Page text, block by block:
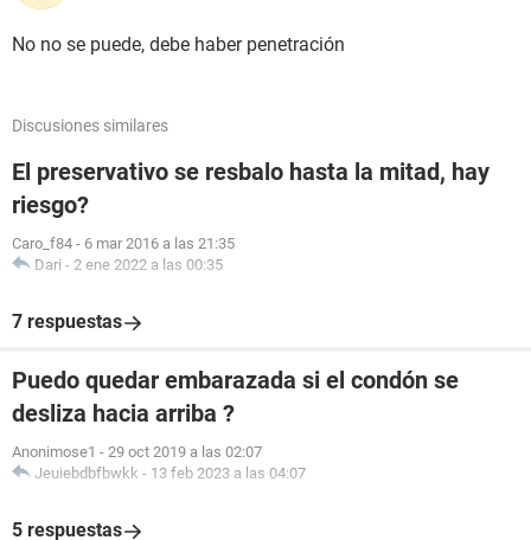
No no se puede, debe haber penetración
Discusiones similares
El preservativo se resbalo hasta la mitad, hay
riesgo?
Caro_f84 - 6 mar 2016 a las 21:35
Dari - 2 ene 2022 a las 00:35
7 respuestas
Puedo quedar embarazada si el condón se
desliza hacia arriba ?
Anonimose1 - 29 oct 2019 a las 02:07
Jeuiebdbfbwkk - 13 feb 2023 a las 04:07
5 respuestas